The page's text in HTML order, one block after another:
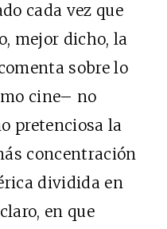
cada vez que
mejor dicho, la
sobre lo
cine– no
pretenciosa la
concentración
dividida en
en que